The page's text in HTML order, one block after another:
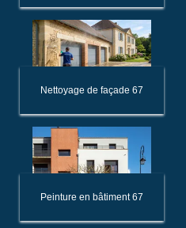
Nettoyage de façade 67
Peinture en bâtiment 67